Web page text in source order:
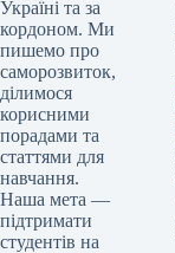
Україні та за
кордоном. Ми
пишемо про
саморозвиток,
ділимося
корисними
порадами та
статтями для
навчання.
Наша мета —
підтримати
студентів на